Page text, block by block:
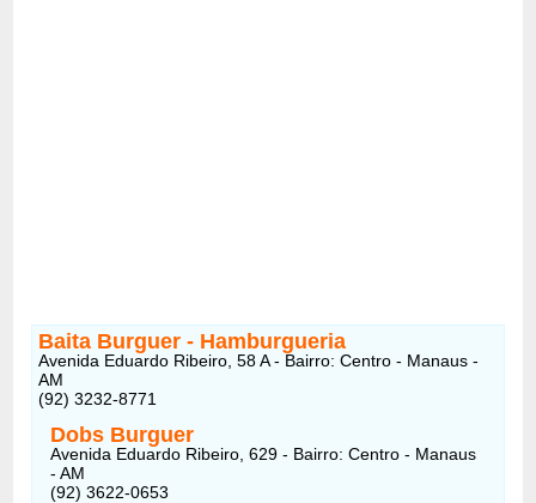
Baita Burguer - Hamburgueria
Avenida Eduardo Ribeiro, 58 A - Bairro: Centro - Manaus -
AM
(92) 3232-8771
Dobs Burguer
Avenida Eduardo Ribeiro, 629 - Bairro: Centro - Manaus
- AM
(92) 3622-0653